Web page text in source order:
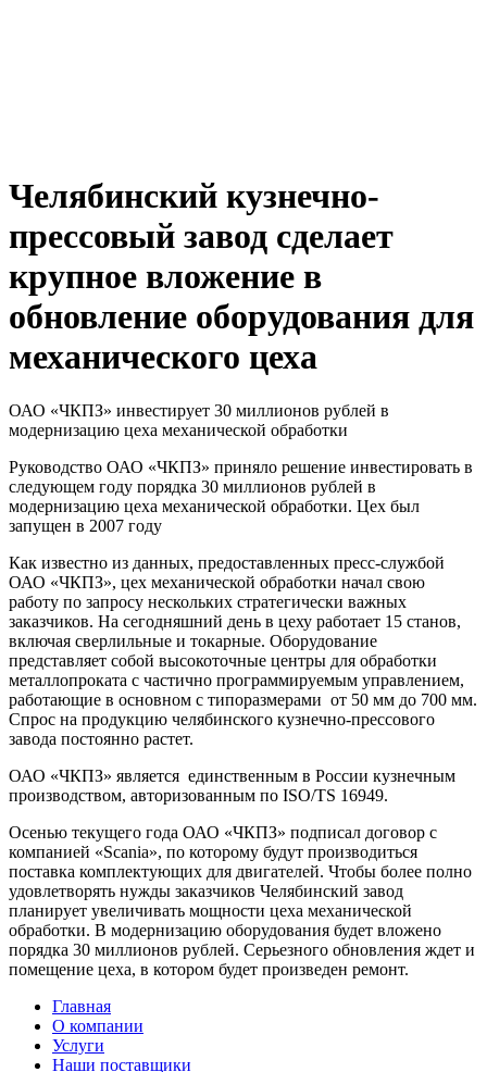
Челябинский кузнечно-
прессовый завод сделает
крупное вложение в
обновление оборудования для
механического цеха
ОАО «ЧКПЗ» инвестирует 30 миллионов рублей в
модернизацию цеха механической обработки
Руководство ОАО «ЧКПЗ» приняло решение инвестировать в
следующем году порядка 30 миллионов рублей в
модернизацию цеха механической обработки. Цех был
запущен в 2007 году
Как известно из данных, предоставленных пресс-службой
ОАО «ЧКПЗ», цех механической обработки начал свою
работу по запросу нескольких стратегически важных
заказчиков. На сегодняшний день в цеху работает 15 станов,
включая сверлильные и токарные. Оборудование
представляет собой высокоточные центры для обработки
металлопроката с частично программируемым управлением,
работающие в основном с типоразмерами от 50 мм до 700 мм.
Спрос на продукцию челябинского кузнечно-прессового
завода постоянно растет.
ОАО «ЧКПЗ» является единственным в России кузнечным
производством, авторизованным по ISO/TS 16949.
Осенью текущего года ОАО «ЧКПЗ» подписал договор с
компанией «Scania», по которому будут производиться
поставка комплектующих для двигателей. Чтобы более полно
удовлетворять нужды заказчиков Челябинский завод
планирует увеличивать мощности цеха механической
обработки. В модернизацию оборудования будет вложено
порядка 30 миллионов рублей. Серьезного обновления ждет и
помещение цеха, в котором будет произведен ремонт.
Главная
О компании
Услуги
Наши поставщики